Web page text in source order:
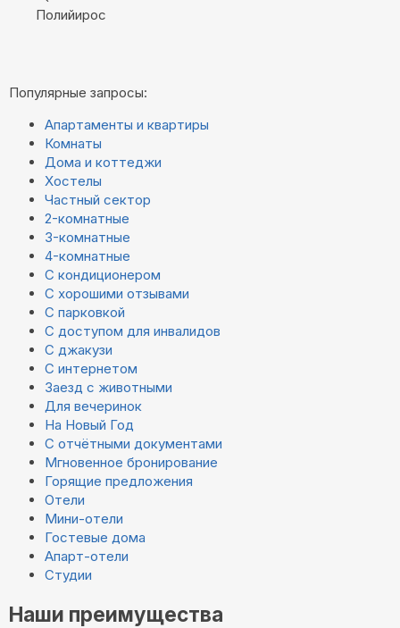
Полийирос
Популярные запросы:
Апартаменты и квартиры
Комнаты
Дома и коттеджи
Хостелы
Частный сектор
2-комнатные
3-комнатные
4-комнатные
С кондиционером
С хорошими отзывами
С парковкой
С доступом для инвалидов
С джакузи
С интернетом
Заезд с животными
Для вечеринок
На Новый Год
С отчётными документами
Мгновенное бронирование
Горящие предложения
Отели
Мини-отели
Гостевые дома
Апарт-отели
Студии
Наши преимущества